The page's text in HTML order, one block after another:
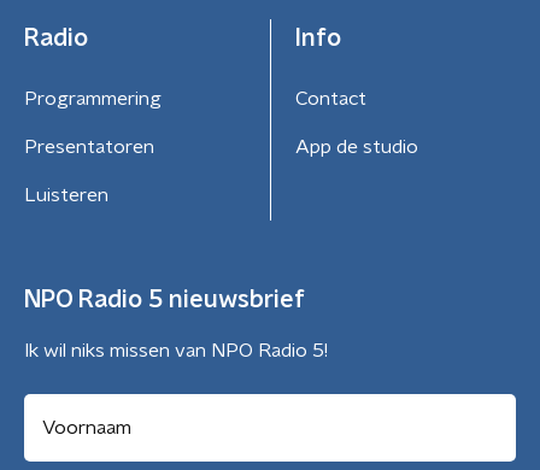
Radio
Programmering
Presentatoren
Luisteren
Info
Contact
App de studio
NPO Radio 5 nieuwsbrief
Ik wil niks missen van NPO Radio 5!